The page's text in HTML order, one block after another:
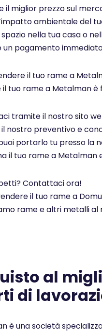
il miglior prezzo sul
ambientale del
nella tua casa o
un pagamento
il tuo rame a
tuo rame a Metalman è
tramite il nostro sito
nostro preventivo e
portarlo tu presso la
il tuo rame a
Contattaci ora!
il tuo rame a
rame e altri metalli al
al
di
è una società